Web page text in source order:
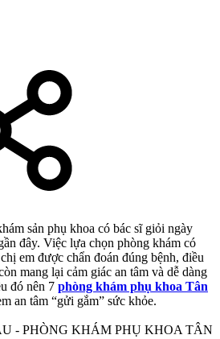
sản phụ khoa có bác sĩ giỏi ngày
đây. Việc lựa chọn phòng khám có
em được chẩn đoán đúng bệnh, điều
mang lại cảm giác an tâm và dễ dàng
đó nên 7 phòng khám phụ khoa Tân
an tâm “gửi gắm” sức khỏe.
- PHÒNG KHÁM PHỤ KHOA TÂN